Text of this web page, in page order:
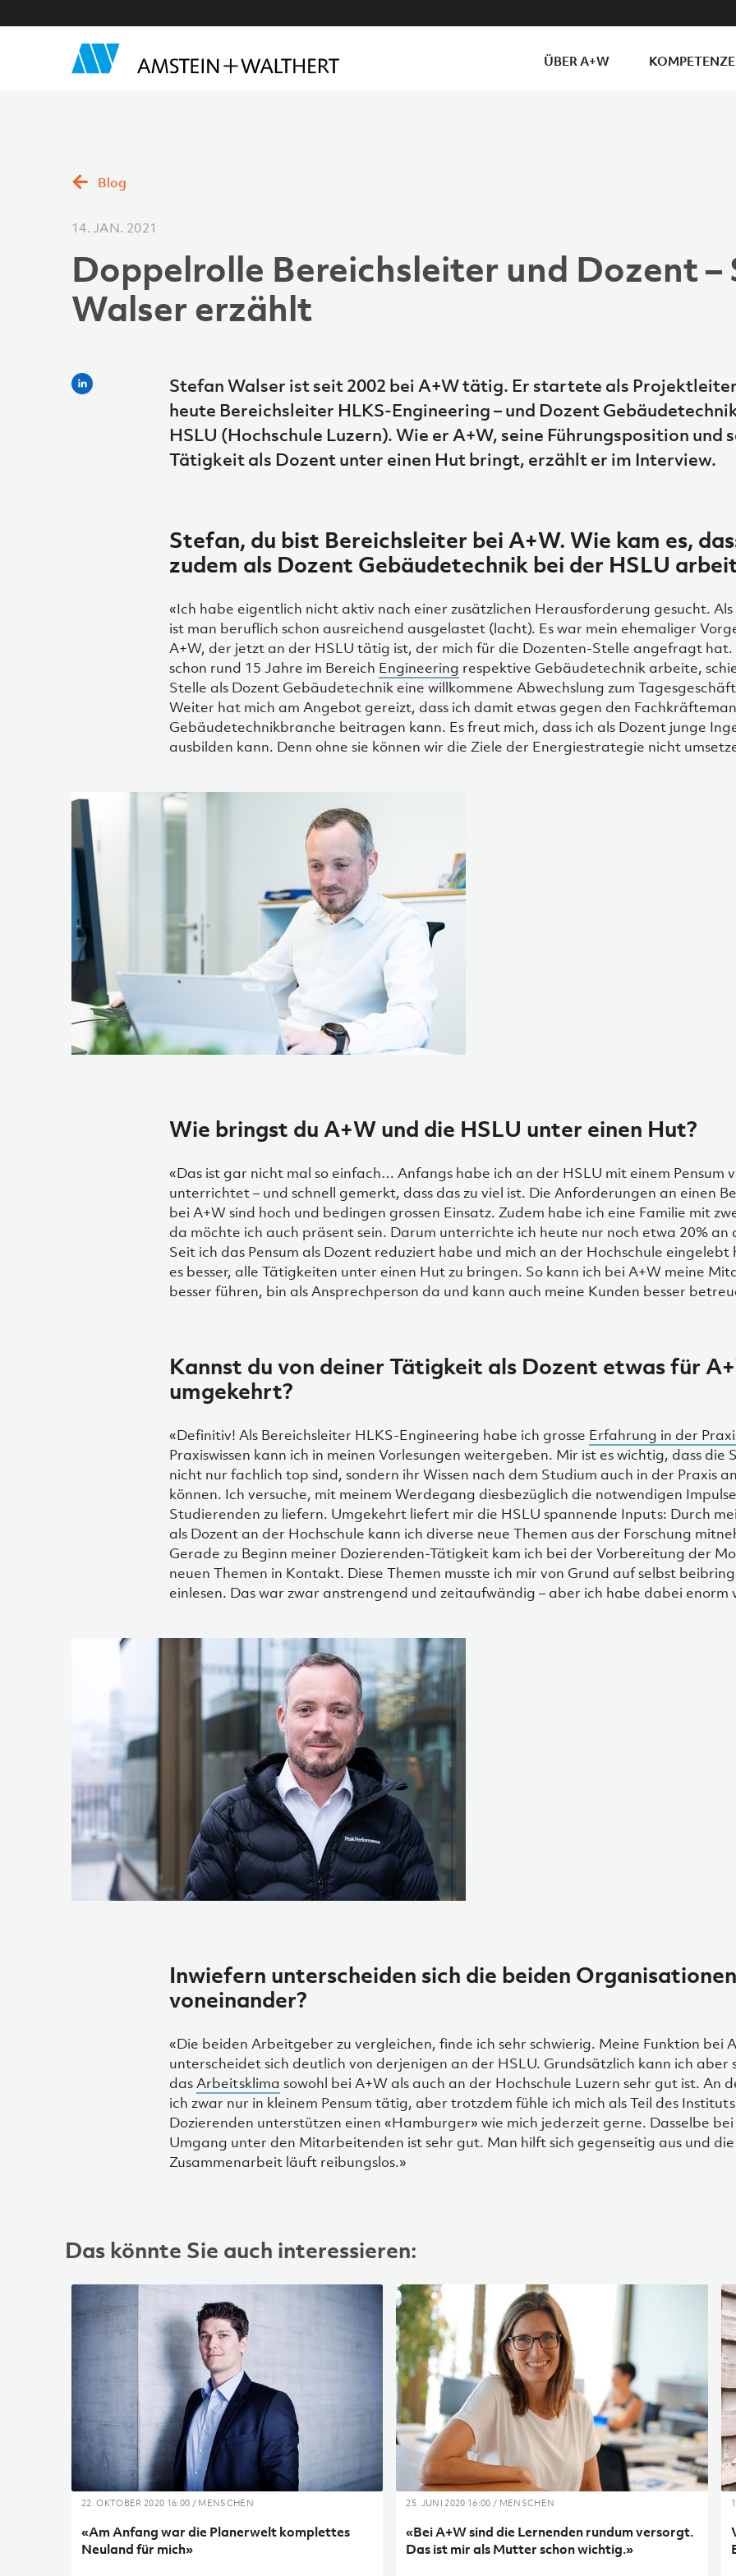
ÜBER A+W
Blog
14. JAN. 2021
Doppelrolle Bereichsleiter und Dozent –
Walser erzählt
Stefan Walser ist seit 2002 bei A+W tätig. Er startete als
heute Bereichsleiter HLKS-Engineering – und Dozent
HSLU (Hochschule Luzern). Wie er A+W, seine Führungsposition und
Tätigkeit als Dozent unter einen Hut bringt, erzählt er im Interview.
Stefan, du bist Bereichsleiter bei A+W. Wie kam es,
zudem als Dozent Gebäudetechnik bei der HSLU
«Ich habe eigentlich nicht aktiv nach einer zusätzlichen Herausforderung gesucht.
ist man beruflich schon ausreichend ausgelastet (lacht). Es war mein ehemaliger
A+W, der jetzt an der HSLU tätig ist, der mich für die Dozenten-Stelle angefragt hat.
schon rund 15 Jahre im Bereich Engineering respektive Gebäudetechnik arbeite,
Stelle als Dozent Gebäudetechnik eine willkommene Abwechslung zum
Weiter hat mich am Angebot gereizt, dass ich damit etwas gegen den
Gebäudetechnikbranche beitragen kann. Es freut mich, dass ich als Dozent junge
ausbilden kann. Denn ohne sie können wir die Ziele der Energiestrategie nicht
Wie bringst du A+W und die HSLU unter einen Hut?
«Das ist gar nicht mal so einfach… Anfangs habe ich an der HSLU mit einem Pensum
unterrichtet – und schnell gemerkt, dass das zu viel ist. Die Anforderungen an einen
bei A+W sind hoch und bedingen grossen Einsatz. Zudem habe ich eine Familie mit
da möchte ich auch präsent sein. Darum unterrichte ich heute nur noch etwa 20% an
Seit ich das Pensum als Dozent reduziert habe und mich an der Hochschule
es besser, alle Tätigkeiten unter einen Hut zu bringen. So kann ich bei A+W meine
besser führen, bin als Ansprechperson da und kann auch meine Kunden besser
Kannst du von deiner Tätigkeit als Dozent etwas für
umgekehrt?
«Definitiv! Als Bereichsleiter HLKS-Engineering habe ich grosse Erfahrung in der
Praxiswissen kann ich in meinen Vorlesungen weitergeben. Mir ist es wichtig, dass die
nicht nur fachlich top sind, sondern ihr Wissen nach dem Studium auch in der Praxis
können. Ich versuche, mit meinem Werdegang diesbezüglich die notwendigen
Studierenden zu liefern. Umgekehrt liefert mir die HSLU spannende Inputs: Durch
als Dozent an der Hochschule kann ich diverse neue Themen aus der Forschung
Gerade zu Beginn meiner Dozierenden-Tätigkeit kam ich bei der Vorbereitung der
neuen Themen in Kontakt. Diese Themen musste ich mir von Grund auf selbst
einlesen. Das war zwar anstrengend und zeitaufwändig – aber ich habe dabei enorm
Inwiefern unterscheiden sich die beiden
voneinander?
«Die beiden Arbeitgeber zu vergleichen, finde ich sehr schwierig. Meine Funktion bei
unterscheidet sich deutlich von derjenigen an der HSLU. Grundsätzlich kann ich aber
dasArbeitsklima sowohl bei A+W als auch an der Hochschule Luzern sehr gut ist. An
ich zwar nur in kleinem Pensum tätig, aber trotzdem fühle ich mich als Teil des
Dozierenden unterstützen einen «Hamburger» wie mich jederzeit gerne. Dasselbe
Umgang unter den Mitarbeitenden ist sehr gut. Man hilft sich gegenseitig aus und die
Zusammenarbeit läuft reibungslos.»
Das könnte Sie auch interessieren:
22. OKTOBER 2020 16:00 / MENSCHEN
«Am Anfang war die Planerwelt komplettes
Neuland für mich»
25. JUNI 2020 16:00 / MENSCHEN
«Bei A+W sind die Lernenden rundum versorgt.
Das ist mir als Mutter schon wichtig.»